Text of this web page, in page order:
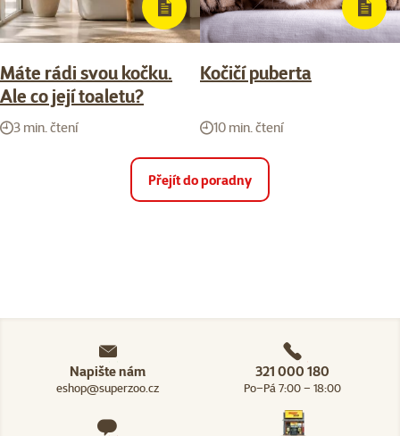
Máte rádi svou kočku.
Ale co její toaletu?
3 min. čtení
Kočičí puberta
10 min. čtení
Přejít do poradny
Napište nám
eshop@superzoo.cz
321 000 180
Po–Pá 7:00 – 18:00